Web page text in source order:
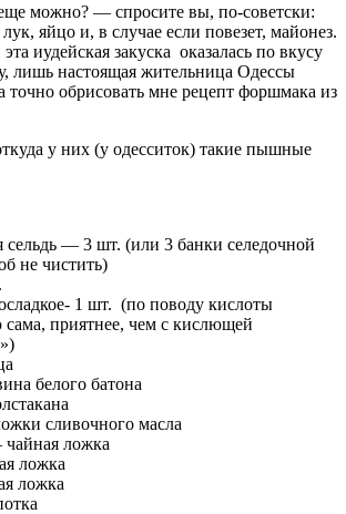
можно? — спросите вы, по-советски:
яйцо и, в случае если повезет, майонез.
иудейская закуска оказалась по вкусу
лишь настоящая жительница Одессы
точно обрисовать мне рецепт форшмака из
у них (у одесситок) такие пышные
сельдь — 3 шт. (или 3 банки селедочной
не чистить)
1 шт. (по поводу кислоты
сама, приятнее, чем с кислющей
белого батона
сливочного масла
чайная ложка
ложка
ложка